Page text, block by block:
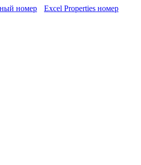
номер
Excel Properties номер